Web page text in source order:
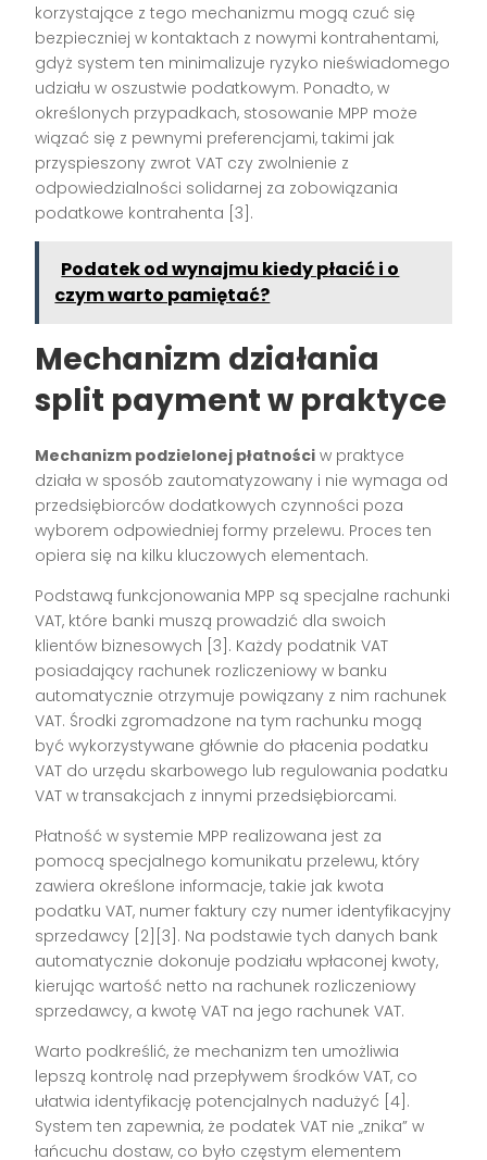
korzystające z tego mechanizmu mogą czuć się
bezpieczniej w kontaktach z nowymi kontrahentami,
gdyż system ten minimalizuje ryzyko nieświadomego
udziału w oszustwie podatkowym. Ponadto, w
określonych przypadkach, stosowanie MPP może
wiązać się z pewnymi preferencjami, takimi jak
przyspieszony zwrot VAT czy zwolnienie z
odpowiedzialności solidarnej za zobowiązania
podatkowe kontrahenta [3].
Podatek od wynajmu kiedy płacić i o
czym warto pamiętać?
Mechanizm działania
split payment w praktyce
Mechanizm podzielonej płatności w praktyce
działa w sposób zautomatyzowany i nie wymaga od
przedsiębiorców dodatkowych czynności poza
wyborem odpowiedniej formy przelewu. Proces ten
opiera się na kilku kluczowych elementach.
Podstawą funkcjonowania MPP są specjalne rachunki
VAT, które banki muszą prowadzić dla swoich
klientów biznesowych [3]. Każdy podatnik VAT
posiadający rachunek rozliczeniowy w banku
automatycznie otrzymuje powiązany z nim rachunek
VAT. Środki zgromadzone na tym rachunku mogą
być wykorzystywane głównie do płacenia podatku
VAT do urzędu skarbowego lub regulowania podatku
VAT w transakcjach z innymi przedsiębiorcami.
Płatność w systemie MPP realizowana jest za
pomocą specjalnego komunikatu przelewu, który
zawiera określone informacje, takie jak kwota
podatku VAT, numer faktury czy numer identyfikacyjny
sprzedawcy [2][3]. Na podstawie tych danych bank
automatycznie dokonuje podziału wpłaconej kwoty,
kierując wartość netto na rachunek rozliczeniowy
sprzedawcy, a kwotę VAT na jego rachunek VAT.
Warto podkreślić, że mechanizm ten umożliwia
lepszą kontrolę nad przepływem środków VAT, co
ułatwia identyfikację potencjalnych nadużyć [4].
System ten zapewnia, że podatek VAT nie „znika” w
łańcuchu dostaw, co było częstym elementem